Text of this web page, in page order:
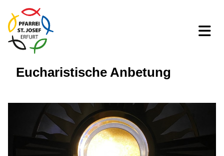
Eucharistische Anbetung